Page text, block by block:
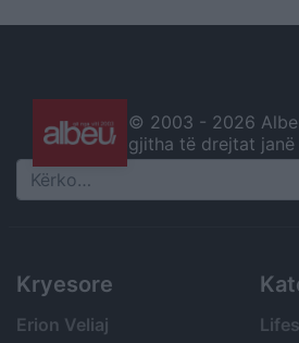
© 2003 - 2026
gjitha të drejtat janë
Search
Kryesore
Erion Veliaj